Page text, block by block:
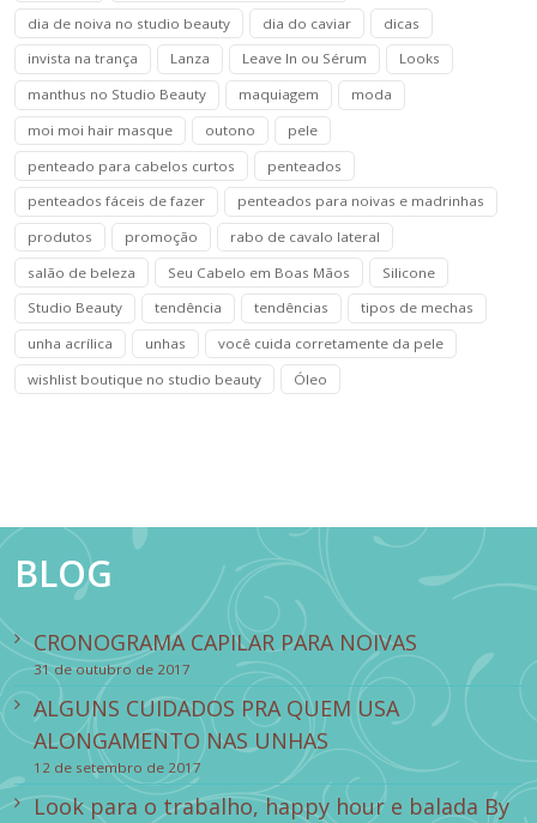
dia de noiva no studio beauty
dia do caviar
dicas
invista na trança
Lanza Leave In ou Sérum
Looks
manthus no Studio Beauty
maquiagem
moda
moi moi hair masque
outono
pele
penteado para cabelos curtos
penteados
penteados fáceis de fazer
penteados para noivas e madrinhas
produtos
promoção
rabo de cavalo lateral
salão de beleza
Seu Cabelo em Boas Mãos
Silicone
Studio Beauty
tendência tendências
tipos de mechas
unha acrílica
unhas
você cuida corretamente da pele
wishlist boutique no studio beauty
Óleo
BLOG
CRONOGRAMA CAPILAR PARA NOIVAS
31 de outubro de 2017
ALGUNS CUIDADOS PRA QUEM USA
ALONGAMENTO NAS UNHAS
12 de setembro de 2017
Look para o trabalho, happy hour e balada By